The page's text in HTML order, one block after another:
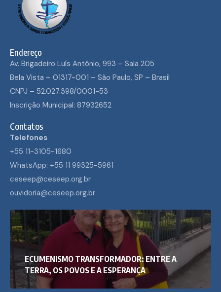
Endereço
Av. Brigadeiro Luís Antônio, 993 – Sala 205
Bela Vista – 01317-001 – São Paulo, SP – Brasil
CNPJ – 52.027.398/0001-53
Inscrição Municipal: 87932652
Contatos
Telefones
+55 11-3105-1680
WhatsApp: +55 11 99325-5961
ceseep@ceseep.org.br
ouvidoria@ceseep.org.br
ECUMENISMO TRANSFORMADOR: ENTRE A
TERRA, OS POVOS E A ESPERANÇA